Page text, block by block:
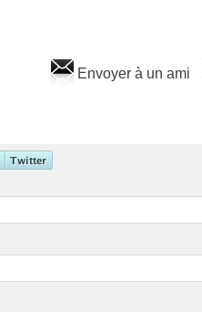
Envoyer à un ami